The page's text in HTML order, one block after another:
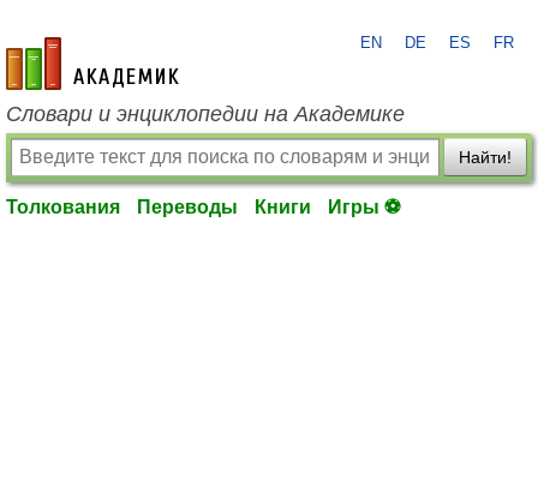
academic.ru
EN DE ES FR
Словари и энциклопедии на Академике
Найти!
Толкования Переводы Книги Игры ⚽